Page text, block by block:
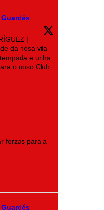
|
da nosa vila
e unha
o noso Club
forzas para a